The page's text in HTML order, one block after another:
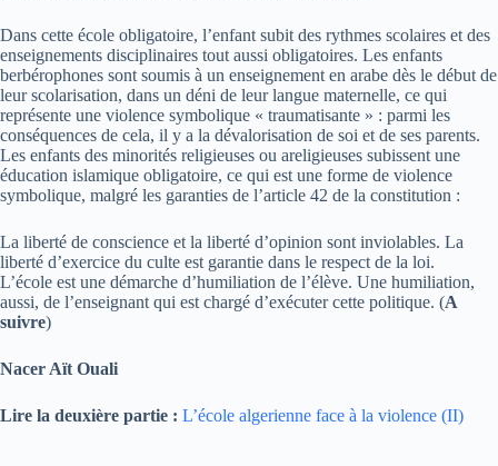
Dans cette école obligatoire, l’enfant subit des rythmes scolaires et des
enseignements disciplinaires tout aussi obligatoires. Les enfants
berbérophones sont soumis à un enseignement en arabe dès le début de
leur scolarisation, dans un déni de leur langue maternelle, ce qui
représente une violence symbolique « traumatisante » : parmi les
conséquences de cela, il y a la dévalorisation de soi et de ses parents.
Les enfants des minorités religieuses ou areligieuses subissent une
éducation islamique obligatoire, ce qui est une forme de violence
symbolique, malgré les garanties de l’article 42 de la constitution :
La liberté de conscience et la liberté d’opinion sont inviolables. La
liberté d’exercice du culte est garantie dans le respect de la loi.
L’école est une démarche d’humiliation de l’élève. Une humiliation,
aussi, de l’enseignant qui est chargé d’exécuter cette politique. (A
suivre)
Nacer Aït Ouali
Lire la deuxière partie : L’école algerienne face à la violence (II)